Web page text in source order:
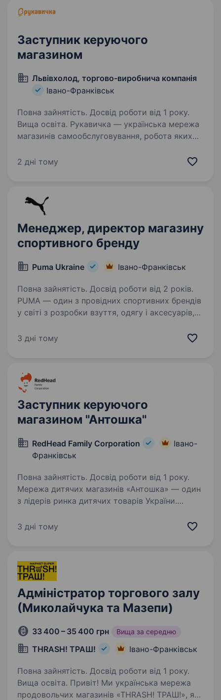
Заступник керуючого
магазином
Львівхолод, торгово-виробнича компанія
Івано-Франківськ
Повна зайнятість. Досвід роботи від 1 року.
Вища освіта. Рукавичка — українська мережа
магазинів самообслуговування, робота яких
гостинності. Запрошуємо взяти участь
2 дні тому
Менеджер, директор магазину
спортивного бренду
Puma Ukraine Івано-Франківськ
Повна зайнятість. Досвід роботи від 2 років.
PUMA — один з провідних спортивних брендів
у світі з розробки взуття, одягу і аксесуарів,
в моді. PUMA Ukraine вже декілька років
3 дні тому
Заступник керуючого
магазином "Антошка"
RedHead Family Corporation
Івано-
Франківськ
Повна зайнятість. Досвід роботи від 1 року.
Мережа дитячих магазинів «Антошка» — один
з лідерів ринка дитячих товарів України.
кращі товари, послуги та емоції. «Антошка» —
3 дні тому
Адміністратор торгового залу
(Миколайчука та Мазепи)
33 400 – 35 400 грн Вища за середню
THRASH! ТРАШ! Івано-Франківськ
Повна зайнятість. Досвід роботи від 1 року.
Вища освіта. Привіт! Ми українська мережа
продовольчих магазинів «THRASH! ТРАШ!», яка